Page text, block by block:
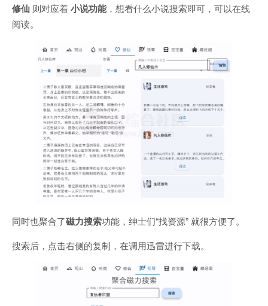
修仙 则对应着小说功能，想看什么小说搜索即可，可以在线
阅读。
同时也聚合了磁力搜索功能，绅士们“找资源” 就很方便了。
搜索后，点击右侧的复制，在调用迅雷进行下载。